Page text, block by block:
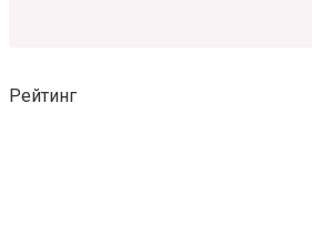
Рейтинг